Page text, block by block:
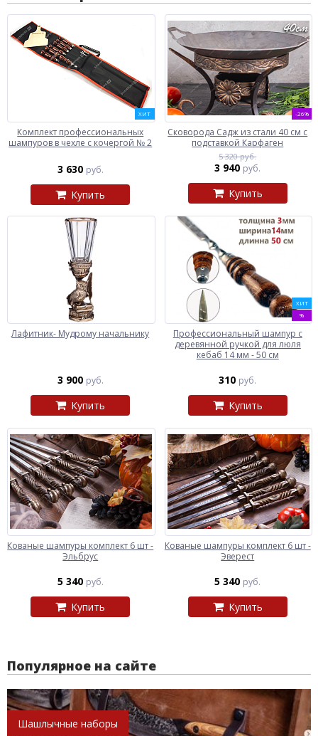
ХИТ
Комплект профессиональных
шампуров в чехле с кочергой № 2
3 630 руб.
Купить
-26%
Сковорода Садж из стали 40 см с
подставкой Карфаген
5 320 руб.
3 940 руб.
Купить
Лафитник- Мудрому начальнику
3 900 руб.
Купить
ХИТ
%
Профессиональный шампур с
деревянной ручкой для люля
кебаб 14 мм - 50 см
310 руб.
Купить
Кованые шампуры комплект 6 шт -
Эльбрус
5 340 руб.
Купить
Кованые шампуры комплект 6 шт -
Эверест
5 340 руб.
Купить
Популярное на сайте
Шашлычные наборы